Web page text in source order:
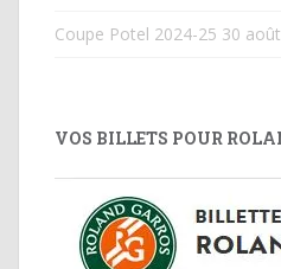
Coupe Potel 2024-25 30
VOS BILLETS POUR